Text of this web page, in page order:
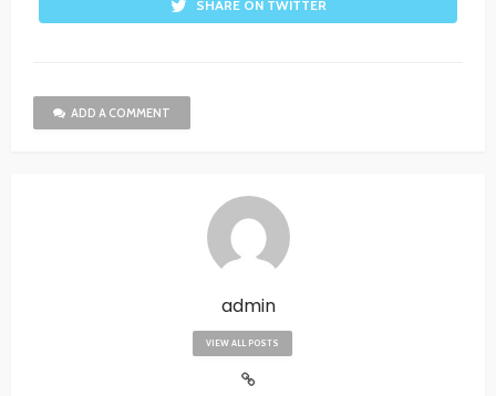
SHARE ON TWITTER
ADD A COMMENT
admin
VIEW ALL POSTS